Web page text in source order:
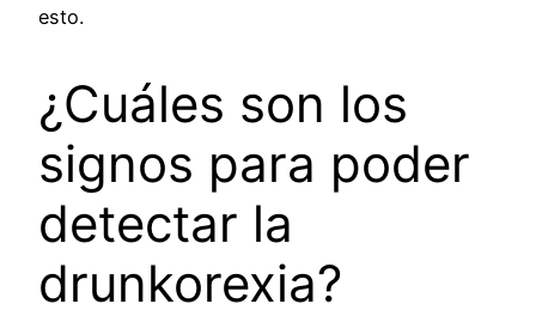
esto.
¿Cuáles son los
signos para poder
detectar la
drunkorexia?